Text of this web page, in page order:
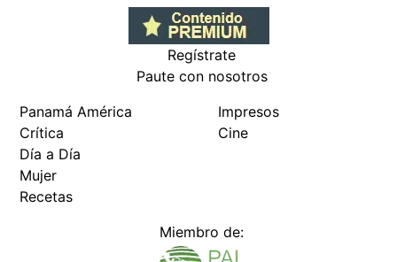
Regístrate
Paute con nosotros
Panamá América
Crítica
Día a Día
Mujer
Recetas
Impresos
Cine
Miembro de: